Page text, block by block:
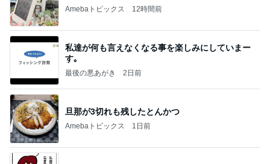
Amebaトピックス 12時間前
私達が何も言えなくなる事を楽しみにしていまー
す｡
最後の悪あがき 2日前
旦那が3切れも残したとんかつ
Amebaトピックス 1日前